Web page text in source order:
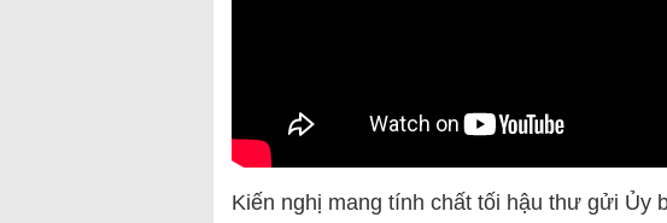
Kiến nghị mang tính chất tối hậu thư gửi Ủy